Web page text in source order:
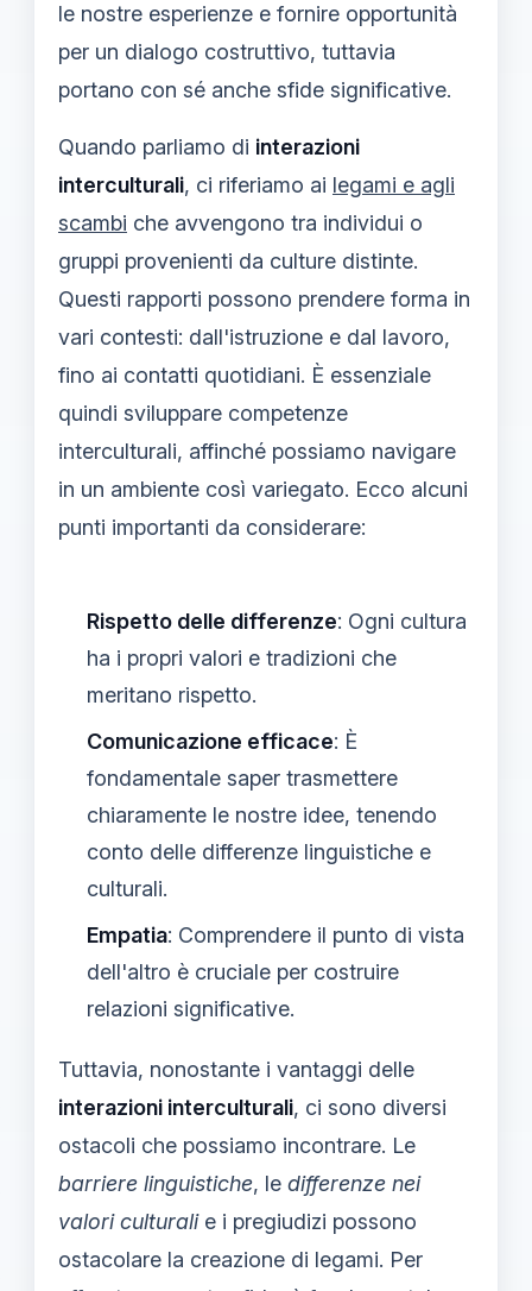
le nostre esperienze e fornire opportunità
per un dialogo costruttivo, tuttavia
portano con sé anche sfide significative.
Quando parliamo di interazioni
interculturali, ci riferiamo ai legami e agli
scambi che avvengono tra individui o
gruppi provenienti da culture distinte.
Questi rapporti possono prendere forma in
vari contesti: dall'istruzione e dal lavoro,
fino ai contatti quotidiani. È essenziale
quindi sviluppare competenze
interculturali, affinché possiamo navigare
in un ambiente così variegato. Ecco alcuni
punti importanti da considerare:
Rispetto delle differenze: Ogni cultura
ha i propri valori e tradizioni che
meritano rispetto.
Comunicazione efficace: È
fondamentale saper trasmettere
chiaramente le nostre idee, tenendo
conto delle differenze linguistiche e
culturali.
Empatia: Comprendere il punto di vista
dell'altro è cruciale per costruire
relazioni significative.
Tuttavia, nonostante i vantaggi delle
interazioni interculturali, ci sono diversi
ostacoli che possiamo incontrare. Le
barriere linguistiche, le differenze nei
valori culturalie i pregiudizi possono
ostacolare la creazione di legami. Per